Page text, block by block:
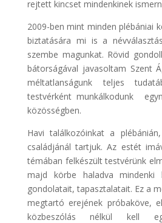
rejtett kincset mindenkinek
2009-ben mint minden plébániai
biztatására mi is a
szembe magunkat. Rövid
bátorságával javasoltam Szent
méltatlanságunk teljes
testvérként munkálkodunk
közösségben.
Havi találkozóinkat a
családjánál tartjuk. Az estét
témában felkészült testvérünk
majd körbe haladva
gondolatait, tapasztalatait. Ez a
megtartó erejének próbaköve,
közbeszólás nélkül kell